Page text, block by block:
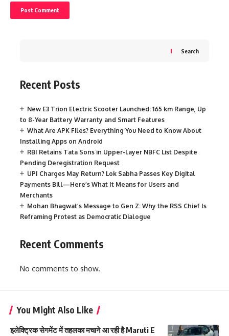
Search
Recent Posts
New E3 Trion Electric Scooter Launched: 165 km Range, Up
to 8-Year Battery Warranty and Smart Features
What Are APK Files? Everything You Need to Know About
Installing Apps on Android
RBI Retains Tata Sons in Upper-Layer NBFC List Despite
Pending Deregistration Request
UPI Charges May Return? Lok Sabha Passes Key Digital
Payments Bill—Here’s What It Means for Users and
Merchants
Mohan Bhagwat’s Message to Gen Z: Why the RSS Chief Is
Reframing Protest as Democratic Dialogue
Recent Comments
No comments to show.
You Might Also Like
इलेक्ट्रिक सेगमेंट में तहलका मचाने आ रही है Maruti E